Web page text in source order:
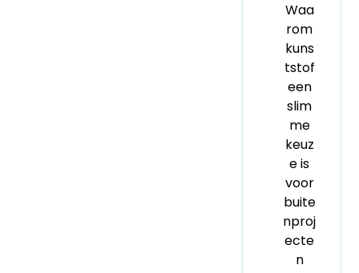
Waa
rom
kuns
tstof
een
slim
me
keuz
e is
voor
buite
nproj
ecte
n